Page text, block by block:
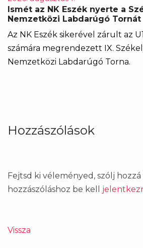
Ismét az NK Eszék nyerte a
Nemzetközi Labdarúgó Tornát
Az NK Eszék sikerével zárult az
számára megrendezett IX.
Nemzetközi Labdarúgó Torna.
Hozzászólások
Fejtsd ki véleményed, szólj hozzá
hozzászóláshoz be kell
Vissza